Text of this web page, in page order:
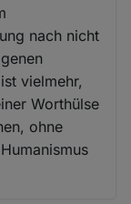
nach nicht
vielmehr,
Worthülse
ohne